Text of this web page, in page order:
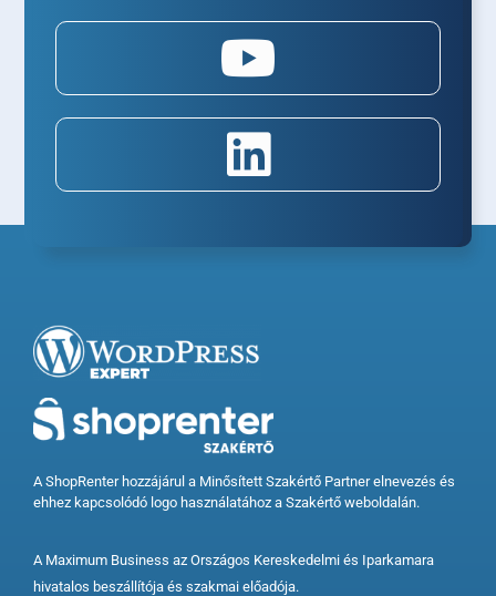
A ShopRenter hozzájárul a Minősített Szakértő Partner elnevezés és
ehhez kapcsolódó logo használatához a Szakértő weboldalán.
A Maximum Business az Országos Kereskedelmi és Iparkamara
hivatalos beszállítója és szakmai előadója.